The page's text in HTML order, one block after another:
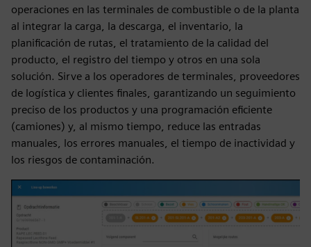
operaciones en las terminales de combustible o de la planta
al integrar la carga, la descarga, el inventario, la
planificación de rutas, el tratamiento de la calidad del
producto, el registro del tiempo y otros en una sola
solución. Sirve a los operadores de terminales, proveedores
de logística y clientes finales, garantizando un seguimiento
preciso de los productos y una programación eficiente
(camiones) y, al mismo tiempo, reduce las entradas
manuales, los errores manuales, el tiempo de inactividad y
los riesgos de contaminación.